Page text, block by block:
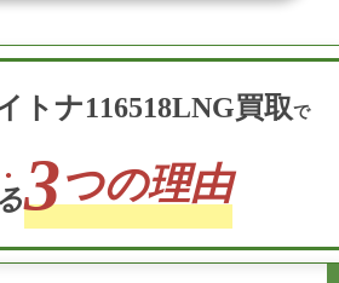
トナ116518LNG買取で
3つの理由